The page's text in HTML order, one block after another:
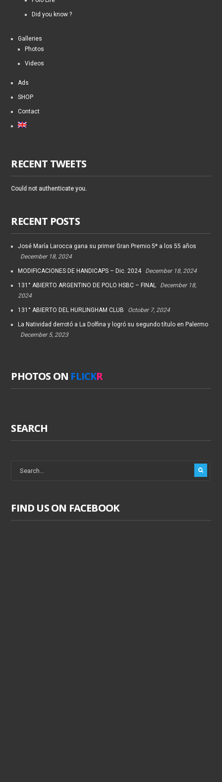
Did you know ?
Galleries
Photos
Videos
Ads
SHOP
Contact
RECENT TWEETS
Could not authenticate you.
RECENT POSTS
José María Larocca gana su primer Gran Premio 5* a los 55 años
December 18, 2024
MODIFICACIONES DE HANDICAPS – Dic. 2024 December 18, 2024
131° ABIERTO ARGENTINO DE POLO HSBC – FINAL
December 18,
2024
131° ABIERTO DEL HURLINGHAM CLUB October 7, 2024
La Natividad derrotó a La Dolfina y logró su segundo título en Palermo
December 5, 2023
PHOTOS ON FLICKR
SEARCH
FIND US ON FACEBOOK